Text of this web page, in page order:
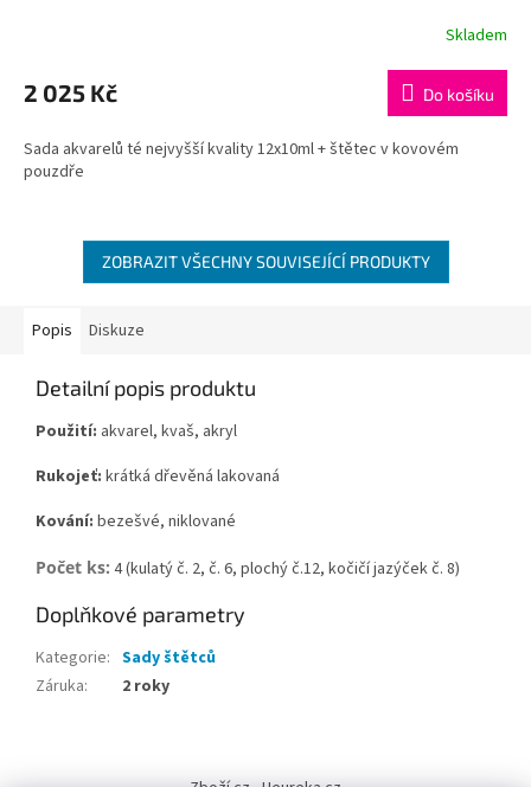
Skladem
2 025 Kč Do košíku
Sada akvarelů té nejvyšší kvality 12x10ml + štětec v kovovém
pouzdře
ZOBRAZIT VŠECHNY SOUVISEJÍCÍ PRODUKTY
Popis Diskuze
Detailní popis produktu
Použití: akvarel, kvaš, akryl
Rukojeť: krátká dřevěná lakovaná
Kování: bezešvé, niklované
Počet ks: 4 (kulatý č. 2, č. 6, plochý č.12, kočičí jazýček č. 8)
Doplňkové parametry
Kategorie: Sady štětců
Záruka: 2 roky